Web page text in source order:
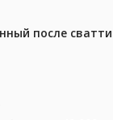
после